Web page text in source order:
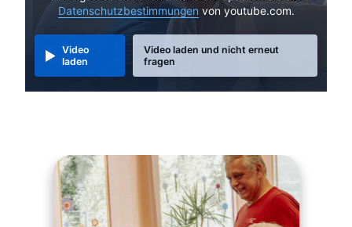
Datenschutzbestimmungen von youtube.com.
Video
laden
Video laden und nicht erneut
fragen